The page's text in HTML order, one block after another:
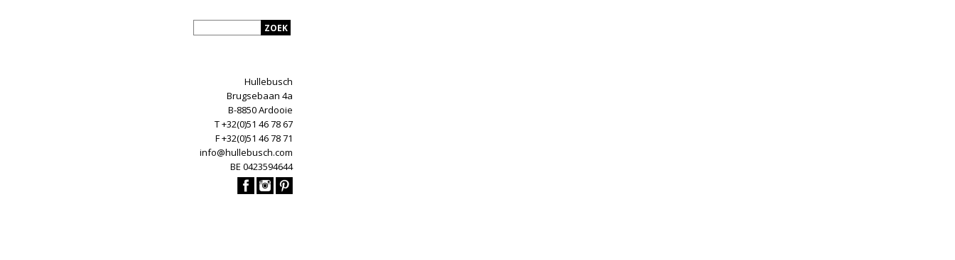
Hullebusch
Brugsebaan 4a
B-8850 Ardooie
T +32(0)51 46 78 67
F +32(0)51 46 78 71
info@hullebusch.com
BE 0423594644